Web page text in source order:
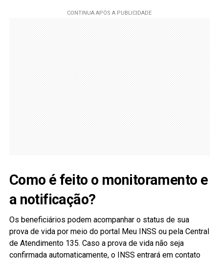
Como é feito o monitoramento e
a notificação?
Os beneficiários podem acompanhar o status de sua
prova de vida por meio do portal Meu INSS ou pela Central
de Atendimento 135. Caso a prova de vida não seja
confirmada automaticamente, o INSS entrará em contato